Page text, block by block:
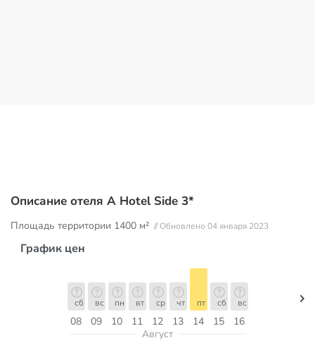
Описание отеля A Hotel Side 3*
Площадь территории 1400 м² // Обновлено 04 января 2023
График цен
08
сб
09
вс
10
пн
11
вт
12
ср
13
чт
14
пт
15
сб
16
вс
Август